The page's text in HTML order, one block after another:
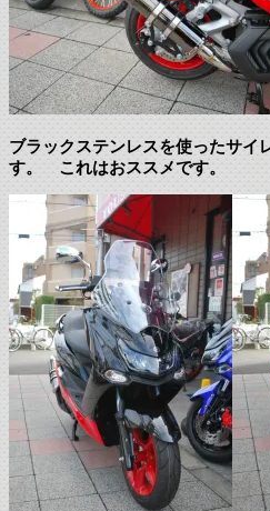
ブラックステンレスを使ったサイ
す。 これはおススメです。